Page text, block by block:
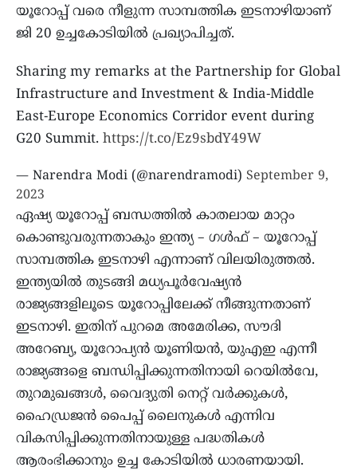
യൂറോപ്പ് വരെ നീളുന്ന സാമ്പത്തിക ഇടനാഴിയാണ്
ജി 20 ഉച്ചകോടിയില്‍ പ്രഖ്യാപിച്ചത്.
Sharing my remarks at the Partnership for Global
Infrastructure and Investment & India-Middle
East-Europe Economics Corridor event during
G20 Summit. https://t.co/Ez9sbdY49W
— Narendra Modi (@narendramodi) September 9,
2023
ഏഷ്യ യൂറോപ്പ് ബന്ധത്തില്‍ കാതലായ മാറ്റം
കൊണ്ടുവരുന്നതാകും ഇന്ത്യ – ഗള്‍ഫ് – യൂറോപ്പ്
സാമ്പത്തിക ഇടനാഴി എന്നാണ് വിലയിരുത്തല്‍.
ഇന്ത്യയില്‍ തുടങ്ങി മധ്യപൂര്‍വേഷ്യന്‍
രാജ്യങ്ങളിലൂടെ യൂറോപ്പിലേക്ക് നീങ്ങുന്നതാണ്
ഇടനാഴി. ഇതിന് പുറമെ അമേരിക്ക, സൗദി
അറേബ്യ, യൂറോപ്യന്‍ യൂണിയന്‍, യുഎഇ എന്നീ
രാജ്യങ്ങളെ ബന്ധിപ്പിക്കുന്നതിനായി റെയില്‍വേ,
തുറമുഖങ്ങള്‍, വൈദ്യുതി നെറ്റ് വര്‍ക്കുകള്‍,
ഹൈഡ്രജന്‍ പൈപ്പ് ലൈനുകള്‍ എന്നിവ
വികസിപ്പിക്കുന്നതിനായുള്ള പദ്ധതികള്‍
ആരംഭിക്കാനും ഉച്ച കോടിയില്‍ ധാരണയായി.